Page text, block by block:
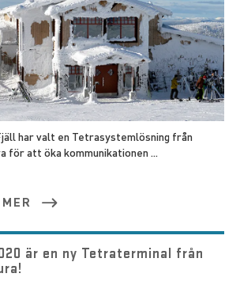
har valt en Tetrasystemlösning från
för att öka kommunikationen ...
är en ny Tetraterminal från